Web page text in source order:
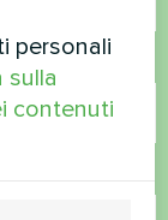
personali
sulla
contenuti